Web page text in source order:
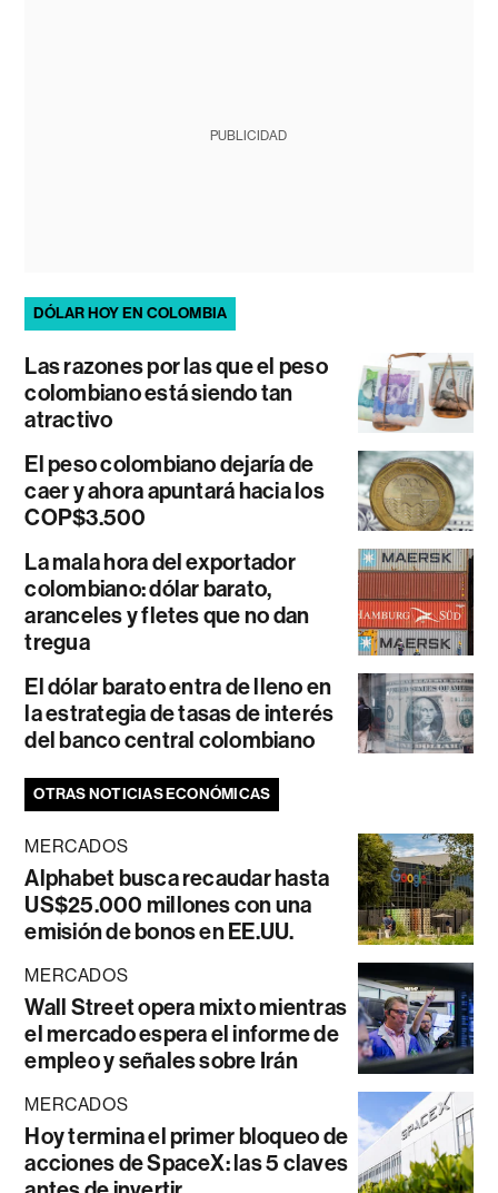
PUBLICIDAD
DÓLAR HOY EN COLOMBIA
Las razones por las que el peso
colombiano está siendo tan
atractivo
El peso colombiano dejaría de
caer y ahora apuntará hacia los
COP$3.500
La mala hora del exportador
colombiano: dólar barato,
aranceles y fletes que no dan
tregua
El dólar barato entra de lleno en
la estrategia de tasas de interés
del banco central colombiano
OTRAS NOTICIAS ECONÓMICAS
MERCADOS
Alphabet busca recaudar hasta
US$25.000 millones con una
emisión de bonos en EE.UU.
MERCADOS
Wall Street opera mixto mientras
el mercado espera el informe de
empleo y señales sobre Irán
MERCADOS
Hoy termina el primer bloqueo de
acciones de SpaceX: las 5 claves